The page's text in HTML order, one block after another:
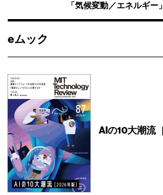
「気候変動／エネルギ
eムック
AIの10大潮流